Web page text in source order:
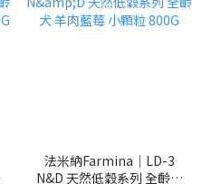
法米納Farmina｜LD-3
N&D 天然低穀系列 全齡犬